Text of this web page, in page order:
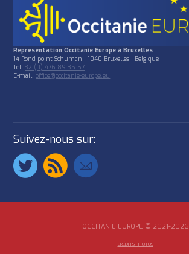
Représentation Occitanie Europe à Bruxelles
14 Rond-point Schuman - 1040 Bruxelles - Belgique
Tél:32 (0) 476 89 35 57
E-mail:office@occitanie-europe.eu
Suivez-nous sur:
OCCITANIE EUROPE © 2021-2026
CRÉDITS PHOTOS